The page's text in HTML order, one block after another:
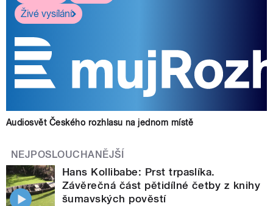
Živé vysílání
Audiosvět Českého rozhlasu na jednom místě
NEJPOSLOUCHANĚJŠÍ
Hans Kollibabe: Prst trpaslíka.
Závěrečná část pětidílné četby z knihy
šumavských pověstí